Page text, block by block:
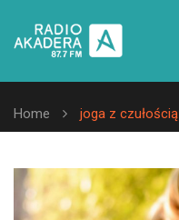
Home joga z czułością